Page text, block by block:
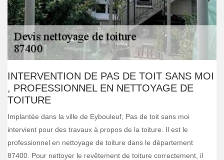
INTERVENTION DE PAS DE TOIT SANS MOI
, PROFESSIONNEL EN NETTOYAGE DE
TOITURE
Implantée dans la ville de Eybouleuf, Pas de toit sans moi
intervient pour des travaux à propos de la toiture. Il est le
professionnel en nettoyage de toiture dans le département
87400. Pour nettoyer le revêtement de toiture correctement, il